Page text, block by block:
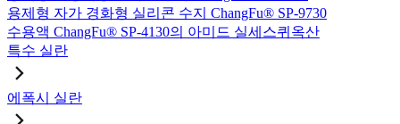
용제형 자가 경화형 실리콘 수지 ChangFu® SP-9730
수용액 ChangFu® SP-4130의 아미드 실세스퀴옥산
특수 실란
에폭시 실란